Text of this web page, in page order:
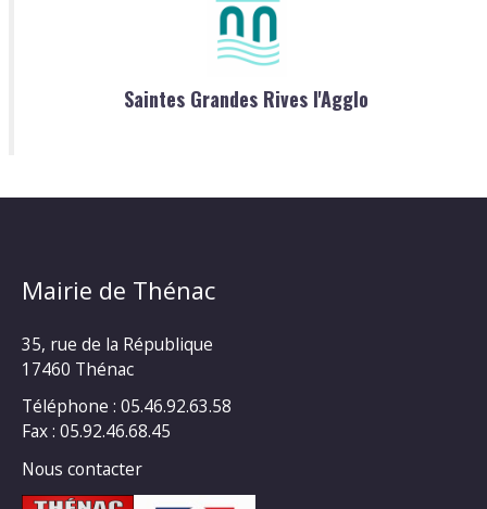
Saintes Grandes Rives l'Agglo
Mairie de Thénac
35, rue de la République
17460 Thénac
Téléphone : 05.46.92.63.58
Fax : 05.92.46.68.45
Nous contacter